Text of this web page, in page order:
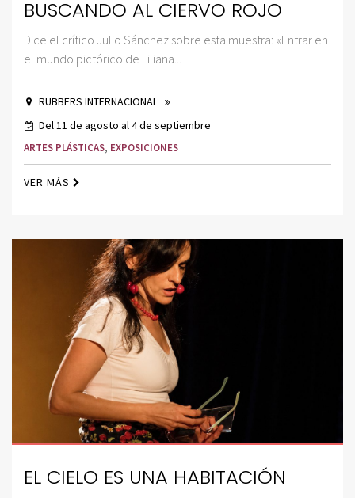
BUSCANDO AL CIERVO ROJO
Dice el crítico Julio Sánchez sobre esta muestra: «Entrar en
el mundo pictórico de Liliana...
RUBBERS INTERNACIONAL
Del 11 de agosto al 4 de septiembre
ARTES PLÁSTICAS, EXPOSICIONES
VER MÁS
EL CIELO ES UNA HABITACIÓN